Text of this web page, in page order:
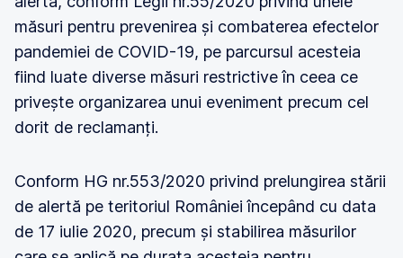
măsuri pentru prevenirea și combaterea efectelor
pandemiei de COVID-19, pe parcursul acesteia
fiind luate diverse măsuri restrictive în ceea ce
privește organizarea unui eveniment precum cel
dorit de reclamanți.
Conform HG nr.553/2020 privind prelungirea stării
de alertă pe teritoriul României începând cu data
de 17 iulie 2020, precum și stabilirea măsurilor